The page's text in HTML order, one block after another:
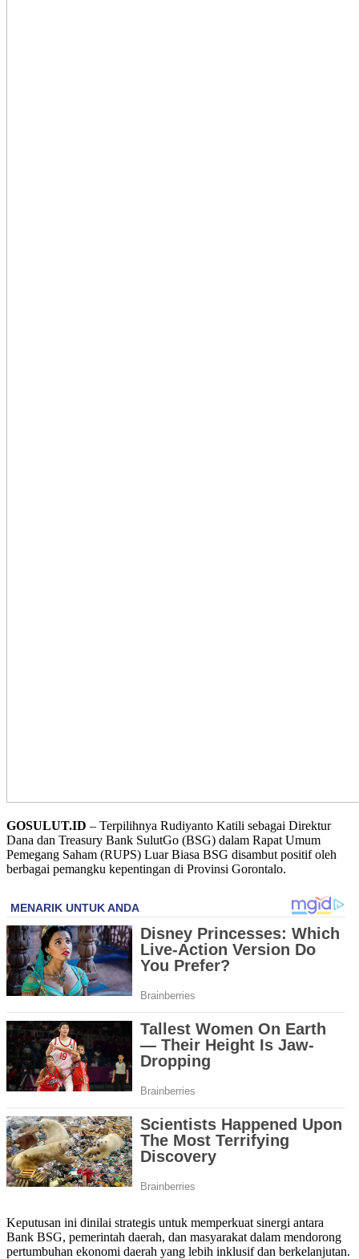
GOSULUT.ID – Terpilihnya Rudiyanto Katili sebagai Direktur
Dana dan Treasury Bank SulutGo (BSG) dalam Rapat Umum
Pemegang Saham (RUPS) Luar Biasa BSG disambut positif oleh
berbagai pemangku kepentingan di Provinsi Gorontalo.
Keputusan ini dinilai strategis untuk memperkuat sinergi antara
Bank BSG, pemerintah daerah, dan masyarakat dalam mendorong
pertumbuhan ekonomi daerah yang lebih inklusif dan berkelanjutan.